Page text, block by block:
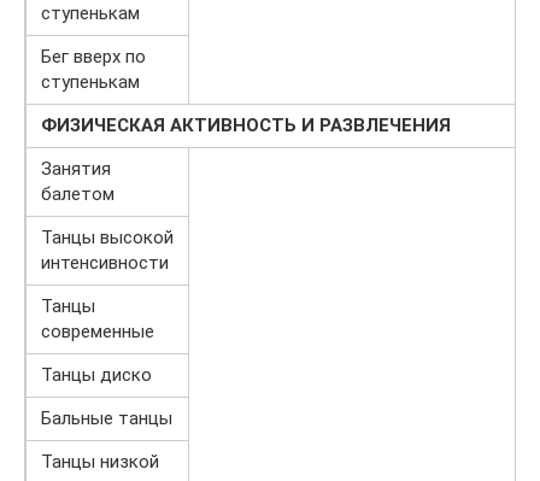
ступенькам
Бег вверх по
ступенькам
ФИЗИЧЕСКАЯ АКТИВНОСТЬ И РАЗВЛЕЧЕНИЯ
Занятия
балетом
Танцы высокой
интенсивности
Танцы
современные
Танцы диско
Бальные танцы
Танцы низкой